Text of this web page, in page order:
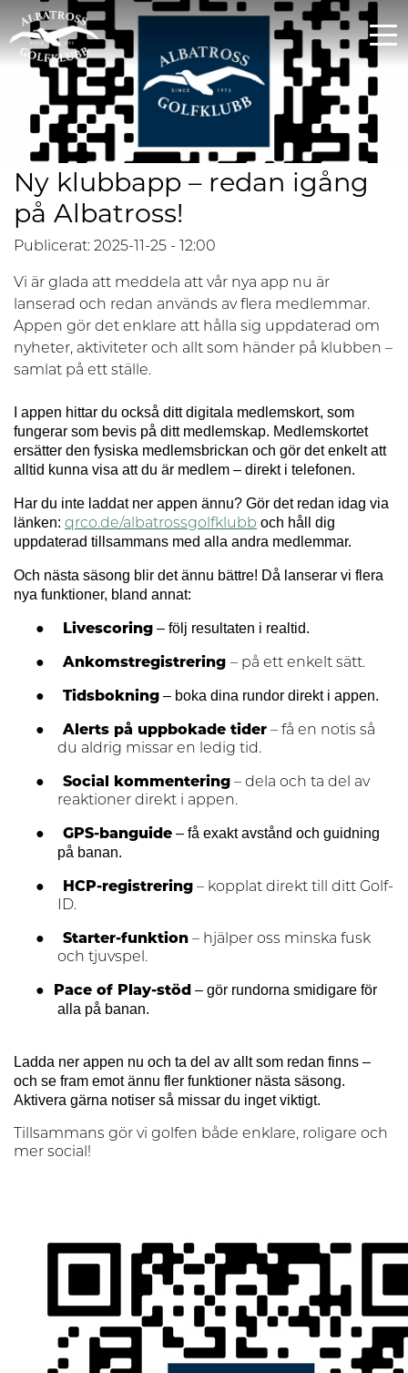
Ny klubbapp – redan igång
på Albatross!
Publicerat: 2025-11-25 - 12:00
Vi är glada att meddela att vår nya app nu är
lanserad och redan används av flera medlemmar.
Appen gör det enklare att hålla sig uppdaterad om
nyheter, aktiviteter och allt som händer på klubben –
samlat på ett ställe.
I appen hittar du också ditt digitala medlemskort, som
fungerar som bevis på ditt medlemskap. Medlemskortet
ersätter den fysiska medlemsbrickan och gör det enkelt att
alltid kunna visa att du är medlem – direkt i telefonen.
Har du inte laddat ner appen ännu? Gör det redan idag via
länken: qrco.de/albatrossgolfklubb och håll dig
uppdaterad tillsammans med alla andra medlemmar.
Och nästa säsong blir det ännu bättre! Då lanserar vi flera
nya funktioner, bland annat:
● Livescoring – följ resultaten i realtid.
● Ankomstregistrering – på ett enkelt sätt.
● Tidsbokning – boka dina rundor direkt i appen.
● Alerts på uppbokade tider – få en notis så
du aldrig missar en ledig tid.
● Social kommentering – dela och ta del av
reaktioner direkt i appen.
● GPS-banguide – få exakt avstånd och guidning
på banan.
● HCP-registrering – kopplat direkt till ditt Golf-
ID.
● Starter-funktion – hjälper oss minska fusk
och tjuvspel.
● Pace of Play-stöd – gör rundorna smidigare för
alla på banan.
Ladda ner appen nu och ta del av allt som redan finns –
och se fram emot ännu fler funktioner nästa säsong.
Aktivera gärna notiser så missar du inget viktigt.
Tillsammans gör vi golfen både enklare, roligare och
mer social!